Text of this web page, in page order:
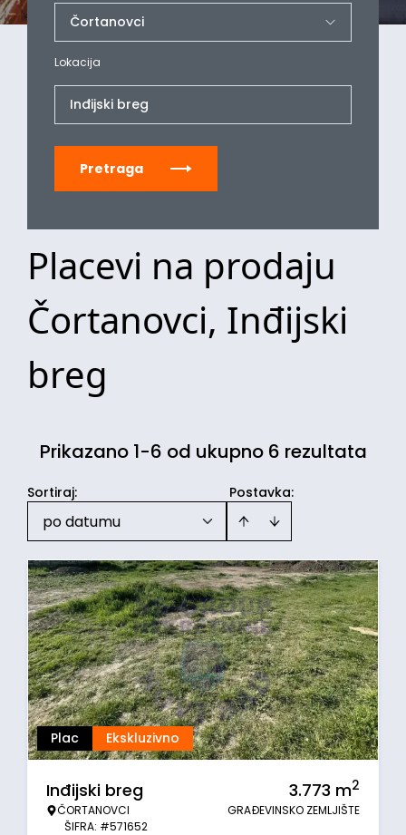
Lokacija
Inđijski breg
Pretraga
Placevi na prodaju
Čortanovci, Inđijski
breg
Prikazano 1-6 od ukupno 6 rezultata
Postavka:
Sortiraj:
po datumu
Plac Ekskluzivno
Inđijski breg
ČORTANOVCI
ŠIFRA: #571652
3.773 m2
GRAĐEVINSKO ZEMLJIŠTE